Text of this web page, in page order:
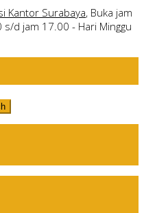
Kantor Surabaya, Buka jam
d jam 17.00 - Hari Minggu